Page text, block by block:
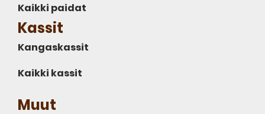
Kaikki paidat
Kassit
Kangaskassit
Kaikki kassit
Muut